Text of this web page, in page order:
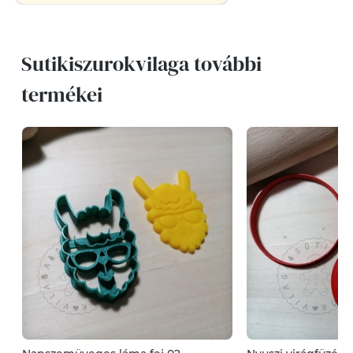
Sutikiszurokvilaga további
termékei